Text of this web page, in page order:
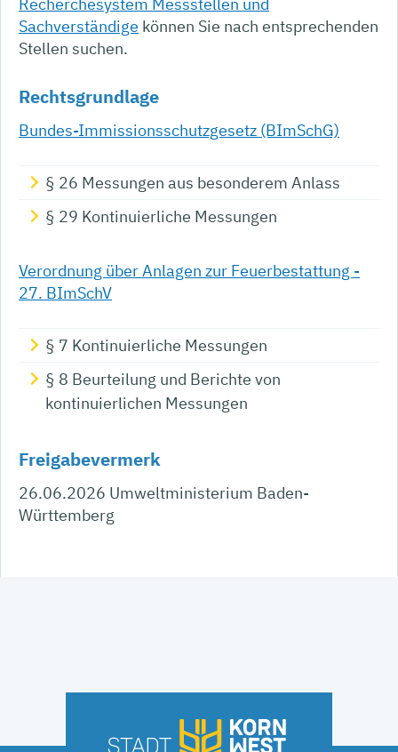
Sachverständige können Sie nach entsprechenden
Stellen suchen.
Rechtsgrundlage
Bundes-Immissionsschutzgesetz (BImSchG)
§ 26 Messungen aus besonderem Anlass
§ 29 Kontinuierliche Messungen
Verordnung über Anlagen zur Feuerbestattung -
27. BImSchV
§ 7 Kontinuierliche Messungen
§ 8 Beurteilung und Berichte von
kontinuierlichen Messungen
Freigabevermerk
26.06.2026 Umweltministerium Baden-
Württemberg